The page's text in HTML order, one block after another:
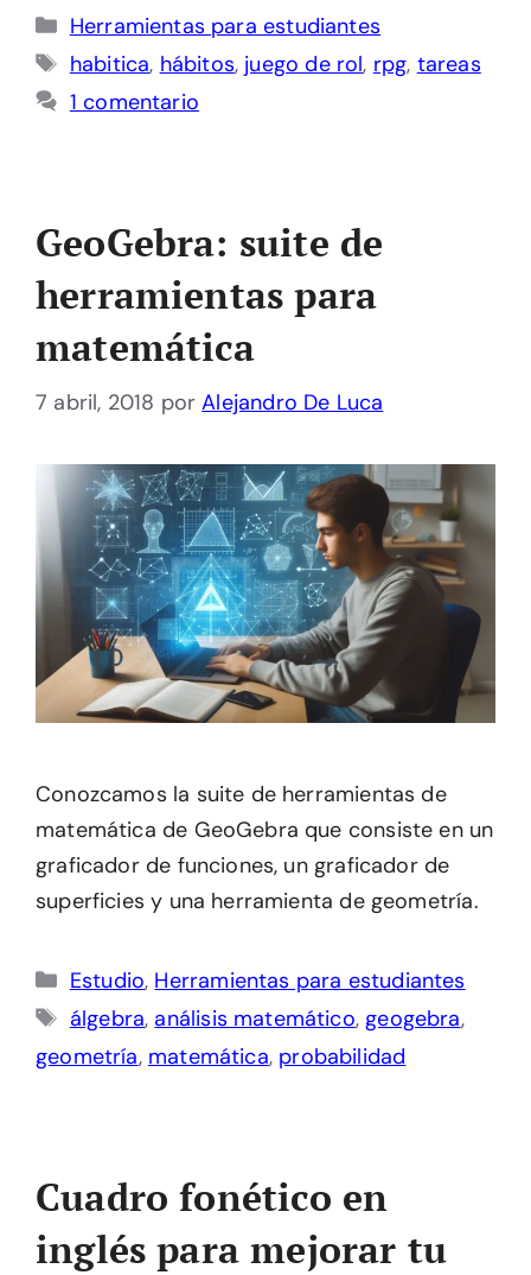
Categorías
Herramientas para estudiantes
Etiquetas
habitica, hábitos, juego de rol, rpg, tareas
1 comentario
GeoGebra: suite de
herramientas para
matemática
7 abril, 2018 porAlejandro De Luca
Conozcamos la suite de herramientas de
matemática de GeoGebra que consiste en un
graficador de funciones, un graficador de
superficies y una herramienta de geometría.
Categorías
Estudio, Herramientas para estudiantes
Etiquetas
álgebra, análisis matemático,geogebra,
geometría, matemática, probabilidad
Cuadro fonético en
inglés para mejorar tu